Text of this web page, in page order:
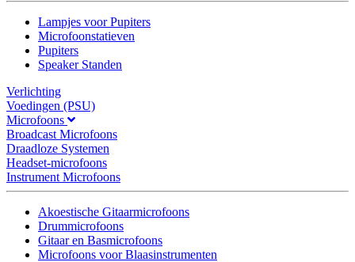
Lampjes voor Pupiters
Microfoonstatieven
Pupiters
Speaker Standen
Verlichting
Voedingen (PSU)
Microfoons
Broadcast Microfoons
Draadloze Systemen
Headset-microfoons
Instrument Microfoons
Akoestische Gitaarmicrofoons
Drummicrofoons
Gitaar en Basmicrofoons
Microfoons voor Blaasinstrumenten